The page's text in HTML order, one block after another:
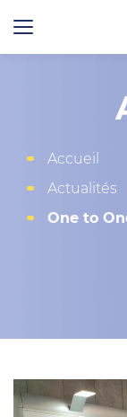
Accueil
Actualités
One to